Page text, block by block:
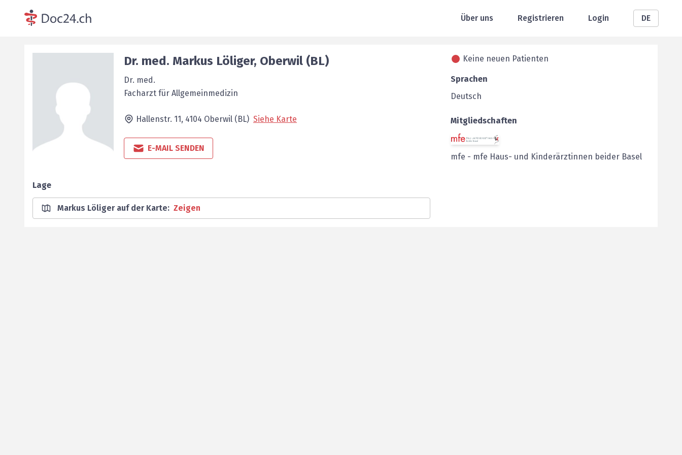
Über uns Registrieren Login DE
Dr. med. Markus Löliger, Oberwil (BL)
Dr. med.
Facharzt für Allgemeinmedizin
Hallenstr. 11, 4104 Oberwil (BL) Siehe Karte
E-MAIL SENDEN
Lage
Markus Löliger auf der Karte: Zeigen
Keine neuen Patienten
Sprachen
Deutsch
Mitgliedschaften
mfe - mfe Haus- und Kinderärztinnen beider Basel